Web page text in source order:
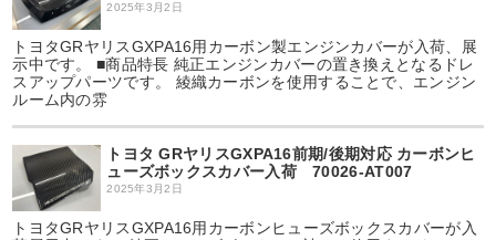
2025年3月2日
トヨタGRヤリスGXPA16用カーボン製エンジンカバーが入荷、展
示中です。 ■商品特長 純正エンジンカバーの置き換えとなるドレ
スアップパーツです。 綾織カーボンを使用することで、エンジン
ルーム内の雰
トヨタ GRヤリスGXPA16前期/後期対応 カーボンヒ
ューズボックスカバー入荷 70026-AT007
2025年3月2日
トヨタGRヤリスGXPA16用カーボンヒューズボックスカバーが入